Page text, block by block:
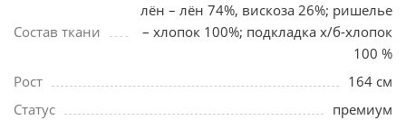
Состав ткани
лён – лён 74%, вискоза 26%; ришелье
– хлопок 100%; подкладка х/б-хлопок
100 %
Рост
164 см
Статус
премиум